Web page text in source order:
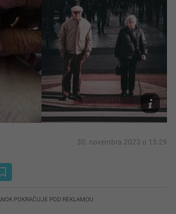
Eckert
Pexels/
30. novembra 2023 o 15:29
POKRAČUJE POD REKLAMOU